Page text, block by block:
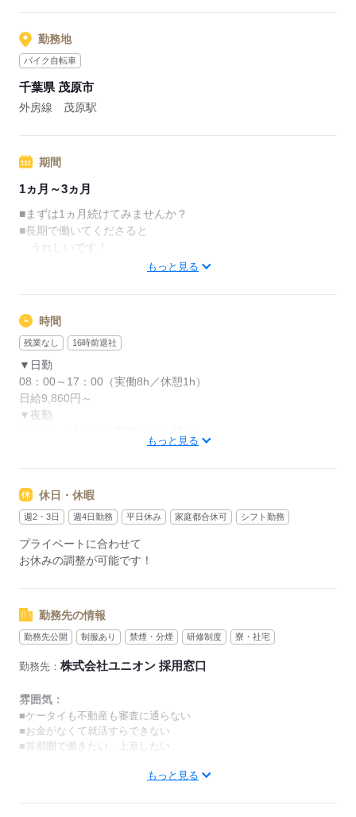
※入寮規定あり
2）日払いあり
3）面接交通費一律1,000円支給！
4）お金がなくて面接に来れない方は
【残業手当】
720円/30分（日勤・夜勤ともに）
【交通費備考】
一律支給（1日720円）
※給与に含まれます
※複数現場勤務の際は移動のたびに1,000円支給
【半日勤務も◎】
実働4時間 日給5,280円
実働6時間 日給7,570円
【日払いも可能です！】
実働4時間 日払い4,000円
実働6時間 日払い5,000円
※ATMから直接引き出せます◎
応募する
勤務地
バイク自転車
千葉県 茂原市
外房線 茂原駅
期間
1ヵ月～3ヵ月
■まずは1ヵ月続けてみませんか？
■長期で働いてくださると
うれしいです！
応募する
もっと見る
時間
残業なし 16時前退社
▼日勤
08：00～17：00（実働8h／休憩1h）
日給9,860円～
▼夜勤
■1週間ごとのシフト制
■現場から直行直帰OK
【そのほかこんなシフトも】
ミドル：7,570円
ハーフ：5,280円
08：00～12：00
（※実働4h）
※給与は通勤手当を含みます
■基本的には残業なし
（月平均0～5h）
日勤・夜勤でお好みがあれば
もっと見る
休日・休暇
週2・3日 週4日勤務 平日休み 家庭都合休可 シフト勤務
プライベートに合わせて
お休みの調整が可能です！
勤務先の情報
勤務先公開 制服あり 禁煙・分煙 研修制度 寮・社宅
勤務先： 株式会社ユニオン 採用窓口
雰囲気：
■ケータイも不動産も審査に通らない
■お金がなくて就活すらできない
■首都圏で働きたい、上京したい
こんな理由でもウェルカムです！
まずはお気軽にご応募くださいね。
もっと見る